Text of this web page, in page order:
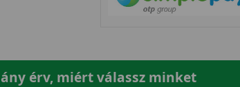
érv, miért válassz minket